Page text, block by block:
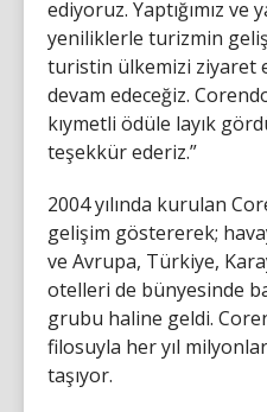
ediyoruz. Yaptığımız ve
yeniliklerle turizmin
turistin ülkemizi ziyaret
devam edeceğiz.
kıymetli ödüle layık
teşekkür ederiz.”
2004 yılında kurulan
gelişim göstererek;
ve Avrupa, Türkiye,
otelleri de bünyesinde
grubu haline geldi.
filosuyla her yıl
taşıyor.